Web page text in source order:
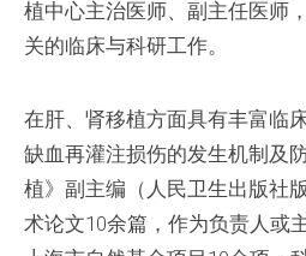
植中心主治医师、副主任医师
关的临床与科研工作。
在肝、肾移植方面具有丰富临
缺血再灌注损伤的发生机制及
植》副主编（人民卫生出版社
术论文10余篇，作为负责人或